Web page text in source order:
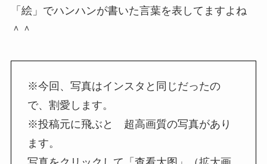
「絵」でハンハンが書いた言葉を表してますよね
＾＾
※今回、写真はインスタと同じだったの
で、割愛します。
※投稿元に飛ぶと 超高画質の写真があり
ます。